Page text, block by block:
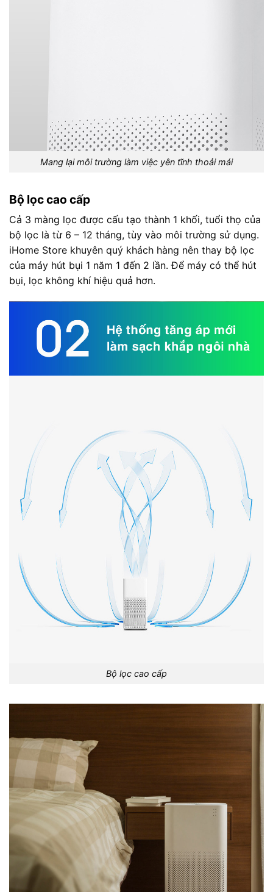
Mang lại môi trường làm việc yên tĩnh thoải mái
Bộ lọc cao cấp
Cả 3 màng lọc được cấu tạo thành 1 khối, tuổi thọ của
bộ lọc là từ 6 – 12 tháng, tùy vào môi trường sử dụng.
iHome Store khuyên quý khách hàng nên thay bộ lọc
của máy hút bụi 1 năm 1 đến 2 lần. Để máy có thể hút
bụi, lọc không khí hiệu quả hơn.
Bộ lọc cao cấp